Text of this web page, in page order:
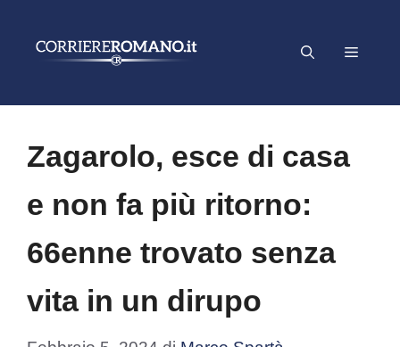
Menu
Zagarolo, esce di casa
e non fa più ritorno:
66enne trovato senza
vita in un dirupo